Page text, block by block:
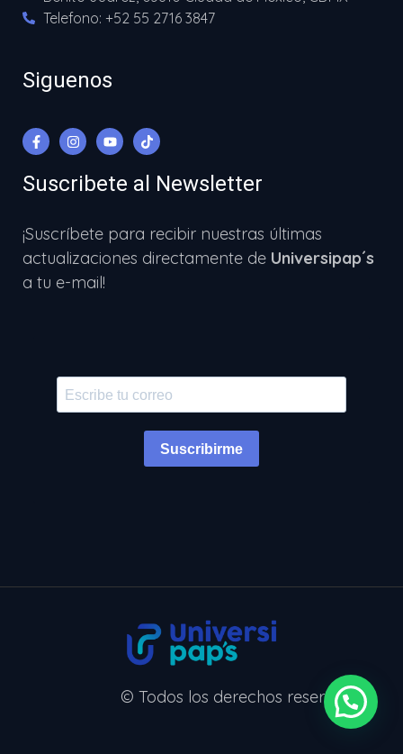
Telefono: +52 55 2716 3847
Siguenos
Suscribete al Newsletter
¡Suscríbete para recibir nuestras últimas
actualizaciones directamente de Universipap´s
a tu e-mail!
Suscribirme
© Todos los derechos reservados